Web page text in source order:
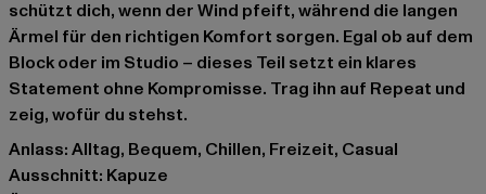
schützt dich, wenn der Wind pfeift, während die langen
Ärmel für den richtigen Komfort sorgen. Egal ob auf dem
Block oder im Studio – dieses Teil setzt ein klares
Statement ohne Kompromisse. Trag ihn auf Repeat und
zeig, wofür du stehst.
Anlass: Alltag, Bequem, Chillen, Freizeit, Casual
Ausschnitt: Kapuze